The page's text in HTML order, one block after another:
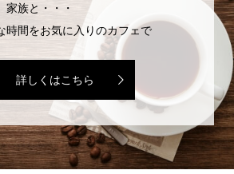
家族と・・・
時間をお気に入りのカフェで
詳しくはこちら